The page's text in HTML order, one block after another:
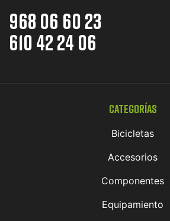
968 06 60 23
610 42 24 06
Categorías
Bicicletas
Accesorios
Componentes
Equipamiento